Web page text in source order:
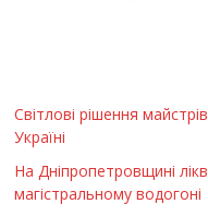
Світлові рішення
Україні
На Дніпропетровщині
магістральному водогоні